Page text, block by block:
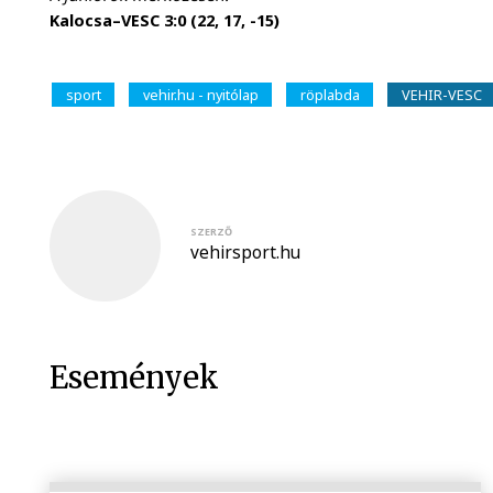
Kalocsa–VESC 3:0 (22, 17, -15)
sport vehir.hu - nyitólap röplabda VEHIR-VESC
SZERZŐ
vehirsport.hu
Események